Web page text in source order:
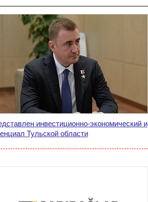
инвестиционно-экономический и
Тульской области